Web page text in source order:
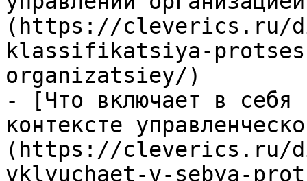
(https://cleverics.ru/
klassifikatsiya-
organizatsiey/)
- [Что включает в себя
контексте
(https://cleverics.ru/
vklyuchaet-v-sebya-